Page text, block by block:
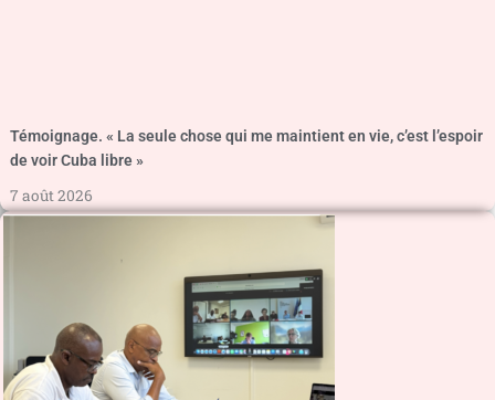
Témoignage. « La seule chose qui me maintient en vie, c’est l’espoir
de voir Cuba libre »
7 août 2026